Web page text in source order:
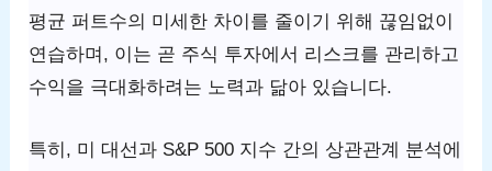
평균 퍼트수의 미세한 차이를 줄이기 위해 끊임없이
연습하며, 이는 곧 주식 투자에서 리스크를 관리하고
수익을 극대화하려는 노력과 닮아 있습니다.
특히, 미 대선과 S&P 500 지수 간의 상관관계 분석에